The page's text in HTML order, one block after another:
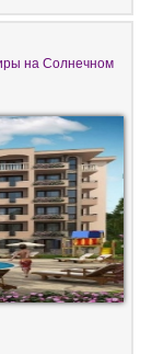
на Солнечном